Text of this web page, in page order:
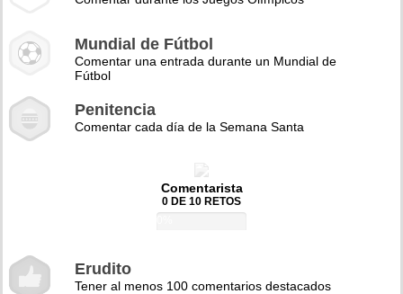
Mundial de Fútbol
Comentar una entrada durante un Mundial de
Fútbol
Penitencia
Comentar cada día de la Semana Santa
Comentarista
0 DE 10 RETOS
Erudito
Tener al menos 100 comentarios destacados